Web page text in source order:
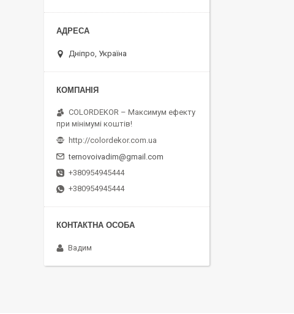
Дніпро, Україна
COLORDEKOR – Максимум ефекту
при мінімумі коштів!
http://colordekor.com.ua
ternovoivadim@gmail.com
+380954945444
+380954945444
Вадим